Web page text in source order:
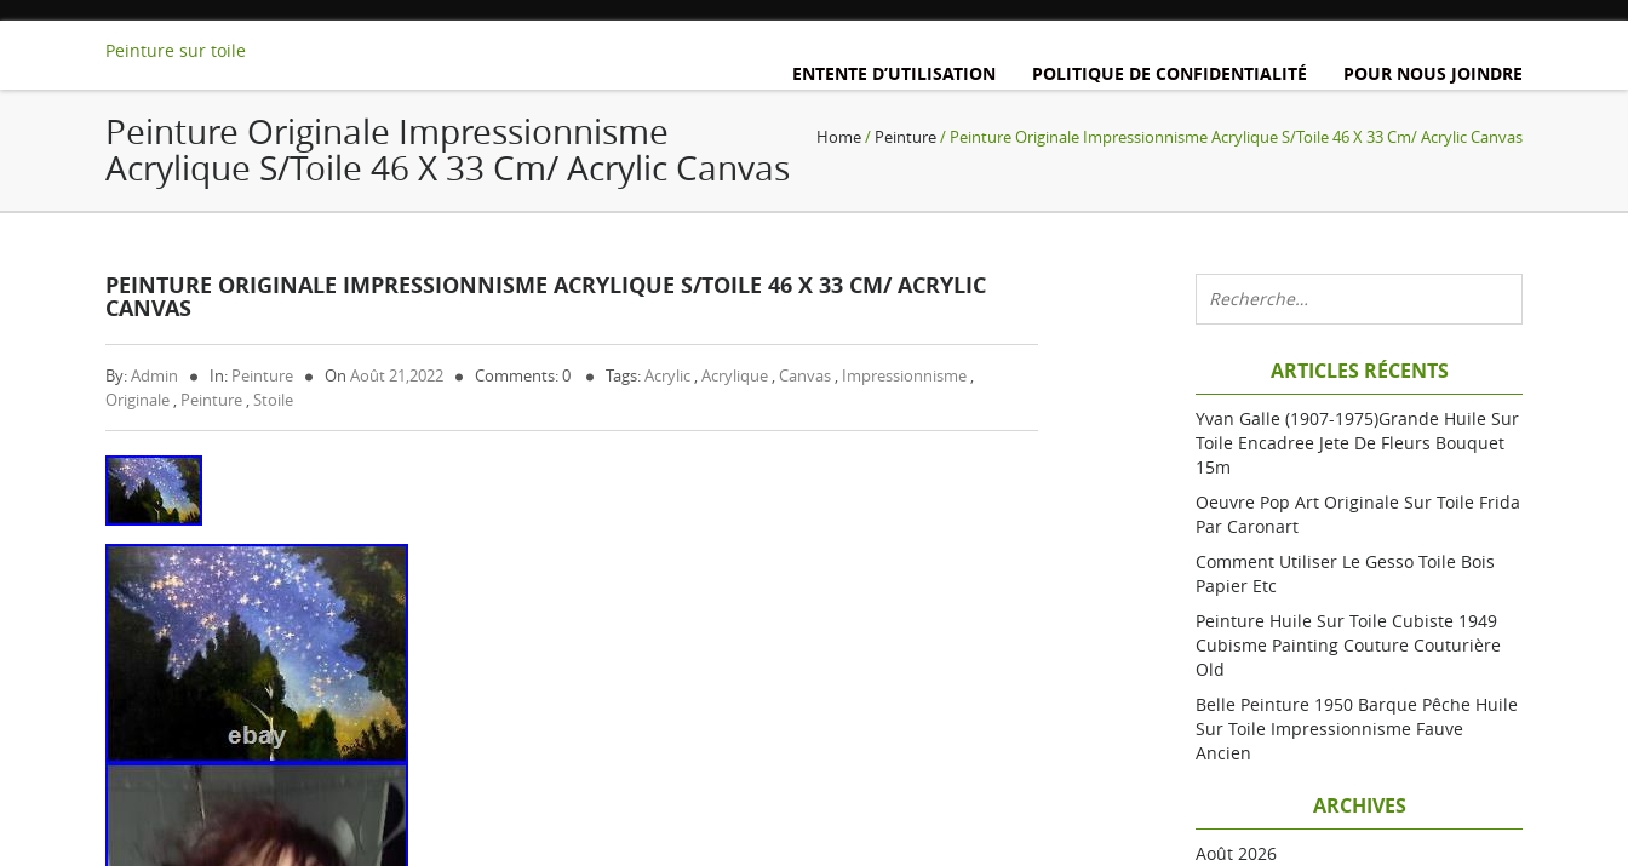
Peinture sur toile
ENTENTE D’UTILISATION
POLITIQUE DE CONFIDENTIALITÉ POUR NOUS JOINDRE
Peinture Originale Impressionnisme
Acrylique S/toile 46 X 33 Cm/ Acrylic Canvas
Home/ Peinture/ Peinture Originale Impressionnisme Acrylique S/toile 46 X 33 Cm/ Acrylic Canvas
PEINTURE ORIGINALE IMPRESSIONNISME ACRYLIQUE S/TOILE 46 X 33 CM/ ACRYLIC
CANVAS
By:Admin In: Peinture On Août 21,2022 Comments: 0 Tags:Acrylic ,Acrylique , Canvas , Impressionnisme ,
Originale , Peinture ,Stoile
ARTICLES RÉCENTS
Yvan Galle (1907-1975)grande Huile Sur
Toile Encadree Jete De Fleurs Bouquet
15m
Oeuvre Pop Art Originale Sur Toile Frida
Par Caronart
Comment Utiliser Le Gesso Toile Bois
Papier Etc
Peinture Huile Sur Toile Cubiste 1949
Cubisme Painting Couture Couturière
Old
Belle Peinture 1950 Barque Pêche Huile
Sur Toile Impressionnisme Fauve
Ancien
ARCHIVES
Août 2026